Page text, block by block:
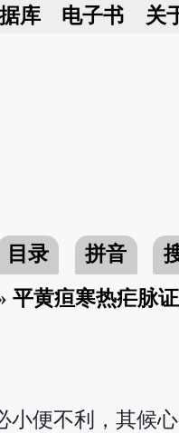
库 电子书 关
目录 拼音
平黄疸寒热疟脉
小便不利，其候